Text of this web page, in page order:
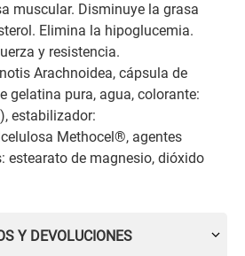
muscular. Disminuye la grasa
Elimina la hipoglucemia.
y resistencia.
Arachnoidea, cápsula de
gelatina pura, agua, colorante:
estabilizador:
Methocel®, agentes
estearato de magnesio, dióxido
Y DEVOLUCIONES